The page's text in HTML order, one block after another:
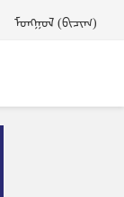
ᠮᠣᠩᠭᠣᠯ (ᠪᠢᠴᠢᠭ)